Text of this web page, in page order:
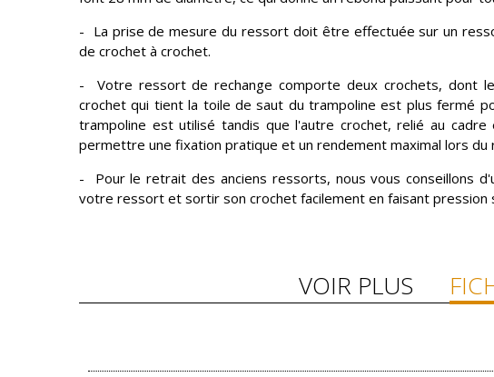
- La prise de mesure du ressort doit être effectuée sur un
de crochet à crochet.
- Votre ressort de rechange comporte deux crochets, dont
crochet qui tient la toile de saut du trampoline est plus fermé
trampoline est utilisé tandis que l'autre crochet, relié au
permettre une fixation pratique et un rendement maximal lors du
- Pour le retrait des anciens ressorts, nous vous conseillons
votre ressort et sortir son crochet facilement en faisant pression
VOIR PLUS